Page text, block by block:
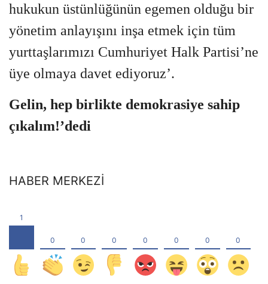
hukukun üstünlüğünün egemen olduğu bir
yönetim anlayışını inşa etmek için tüm
yurttaşlarımızı Cumhuriyet Halk Partisi’ne
üye olmaya davet ediyoruz’.
Gelin, hep birlikte demokrasiye sahip
çıkalım!’dedi
HABER MERKEZİ